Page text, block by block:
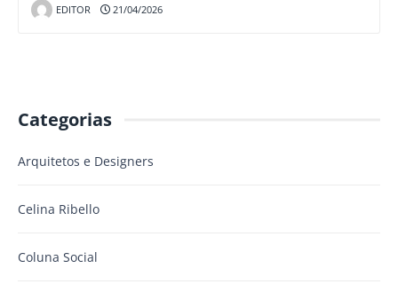
EDITOR 21/04/2026
Categorias
Arquitetos e Designers
Celina Ribello
Coluna Social